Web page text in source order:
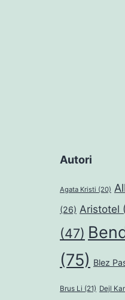
Autori
Agata Kristi (20)
(26) Aristotel
(47)
(75) Blez
Brus Li (21) Dejl